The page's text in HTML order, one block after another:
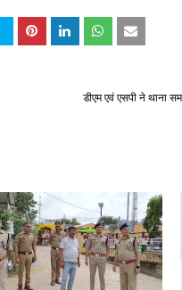
डीएम एवं एसपी ने थाना